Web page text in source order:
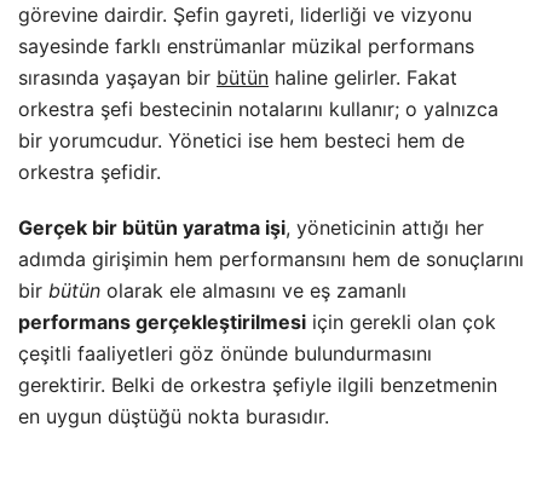
görevine dairdir. Şefin gayreti, liderliği ve vizyonu
sayesinde farklı enstrümanlar müzikal performans
sırasında yaşayan bir bütün haline gelirler. Fakat
orkestra şefi bestecinin notalarını kullanır; o yalnızca
bir yorumcudur. Yönetici ise hem besteci hem de
orkestra şefidir.
Gerçek bir bütün yaratma işi, yöneticinin attığı her
adımda girişimin hem performansını hem de sonuçlarını
bir bütün olarak ele almasını ve eş zamanlı
performans gerçekleştirilmesi için gerekli olan çok
çeşitli faaliyetleri göz önünde bulundurmasını
gerektirir. Belki de orkestra şefiyle ilgili benzetmenin
en uygun düştüğü nokta burasıdır.